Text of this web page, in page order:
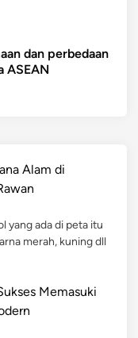
dan perbedaan
ASEAN
Alam di
yang ada di peta itu
merah, kuning dll
Memasuki